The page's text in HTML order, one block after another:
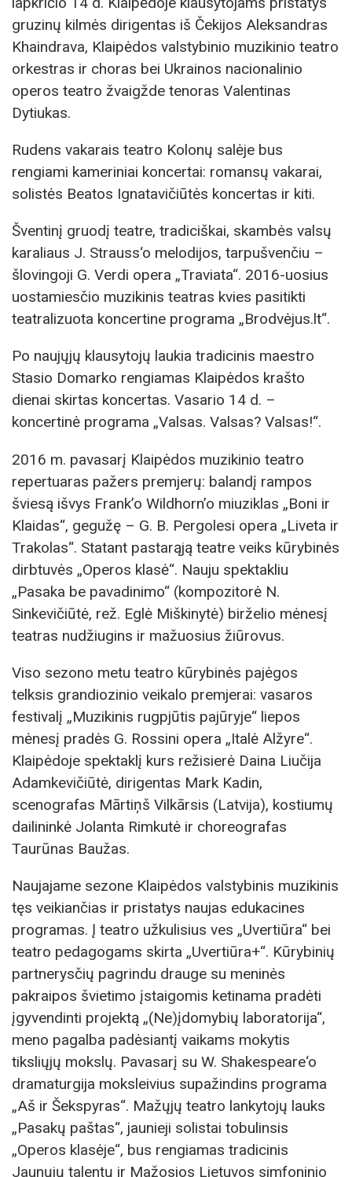
gruzinų kilmės dirigentas iš Čekijos Aleksandras
Khaindrava, Klaipėdos valstybinio muzikinio teatro
orkestras ir choras bei Ukrainos nacionalinio
operos teatro žvaigžde tenoras Valentinas
Dytiukas.
Rudens vakarais teatro Kolonų salėje bus
rengiami kameriniai koncertai: romansų vakarai,
solistės Beatos Ignatavičiūtės koncertas ir kiti.
Šventinį gruodį teatre, tradiciškai, skambės valsų
karaliaus J. Strauss‘o melodijos, tarpušvenčiu –
šlovingoji G. Verdi opera „Traviata“. 2016-uosius
uostamiesčio muzikinis teatras kvies pasitikti
teatralizuota koncertine programa „Brodvėjus.lt“.
Po naujųjų klausytojų laukia tradicinis maestro
Stasio Domarko rengiamas Klaipėdos krašto
dienai skirtas koncertas. Vasario 14 d. –
koncertinė programa „Valsas. Valsas? Valsas!“.
2016 m. pavasarį Klaipėdos muzikinio teatro
repertuaras pažers premjerų: balandį rampos
šviesą išvys Frank’o Wildhorn’o miuziklas „Boni ir
Klaidas“, gegužę – G. B. Pergolesi opera „Liveta ir
Trakolas“. Statant pastarąją teatre veiks kūrybinės
dirbtuvės „Operos klasė“. Nauju spektakliu
„Pasaka be pavadinimo“ (kompozitorė N.
Sinkevičiūtė, rež. Eglė Miškinytė) birželio mėnesį
teatras nudžiugins ir mažuosius žiūrovus.
Viso sezono metu teatro kūrybinės pajėgos
telksis grandiozinio veikalo premjerai: vasaros
festivalį „Muzikinis rugpjūtis pajūryje“ liepos
mėnesį pradės G. Rossini opera „Italė Alžyre“.
Klaipėdoje spektaklį kurs režisierė Daina Liučija
Adamkevičiūtė, dirigentas Mark Kadin,
scenografas Mārtiņš Vilkārsis (Latvija), kostiumų
dailininkė Jolanta Rimkutė ir choreografas
Taurūnas Baužas.
Naujajame sezone Klaipėdos valstybinis muzikinis
tęs veikiančias ir pristatys naujas edukacines
programas. Į teatro užkulisius ves „Uvertiūra“ bei
teatro pedagogams skirta „Uvertiūra+“. Kūrybinių
partnerysčių pagrindu drauge su meninės
pakraipos švietimo įstaigomis ketinama pradėti
įgyvendinti projektą „(Ne)įdomybių laboratorija“,
meno pagalba padėsiantį vaikams mokytis
tiksliųjų mokslų. Pavasarį su W. Shakespeare‘o
dramaturgija moksleivius supažindins programa
„Aš ir Šekspyras“. Mažųjų teatro lankytojų lauks
„Pasakų paštas“, jaunieji solistai tobulinsis
„Operos klasėje“, bus rengiamas tradicinis
Jaunųjų talentų ir Mažosios Lietuvos simfoninio